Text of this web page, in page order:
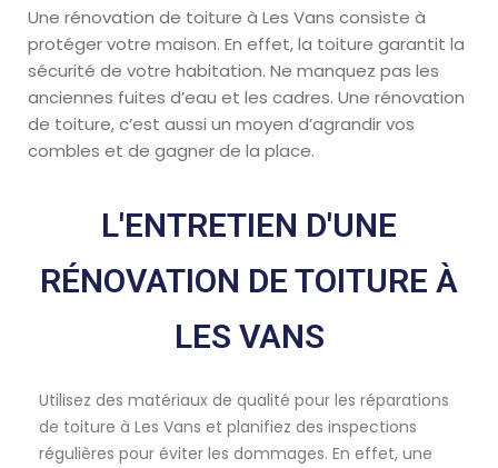
Une rénovation de toiture à Les Vans consiste à
protéger votre maison. En effet, la toiture garantit la
sécurité de votre habitation. Ne manquez pas les
anciennes fuites d’eau et les cadres. Une rénovation
de toiture, c’est aussi un moyen d’agrandir vos
combles et de gagner de la place.
L'ENTRETIEN D'UNE
RÉNOVATION DE TOITURE À
LES VANS
Utilisez des matériaux de qualité pour les réparations
de toiture à Les Vans et planifiez des inspections
régulières pour éviter les dommages. En effet, une